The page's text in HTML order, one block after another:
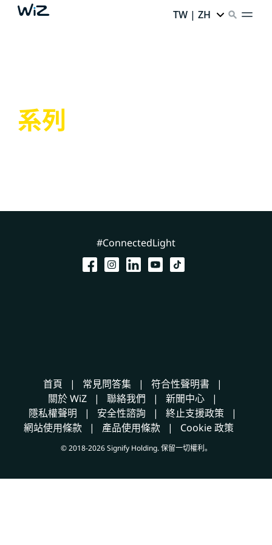
TW | ZH
系列
#ConnectedLight
首頁 常見問答集
符合性聲明書
關於 WiZ
聯絡我們
新聞中心
隱私權聲明
安全性諮詢
終止支援政策
網站使用條款
產品使用條款 Cookie 政策
© 2018-2026 Signify Holding. 保留一切權利。